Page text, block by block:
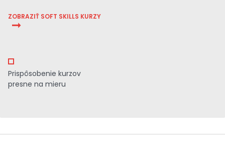
ZOBRAZIŤ SOFT SKILLS KURZY
Prispôsobenie kurzov
presne na mieru